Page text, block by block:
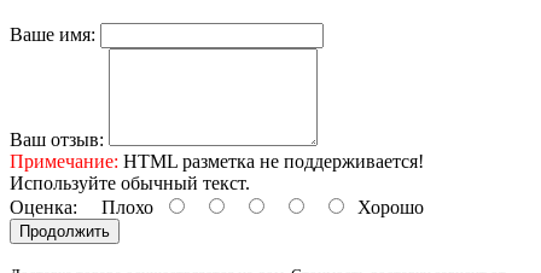
Ваше имя:
Ваш отзыв:
Примечание: HTML разметка не поддерживается!
Используйте обычный текст.
Оценка: Плохо Хорошо
Продолжить